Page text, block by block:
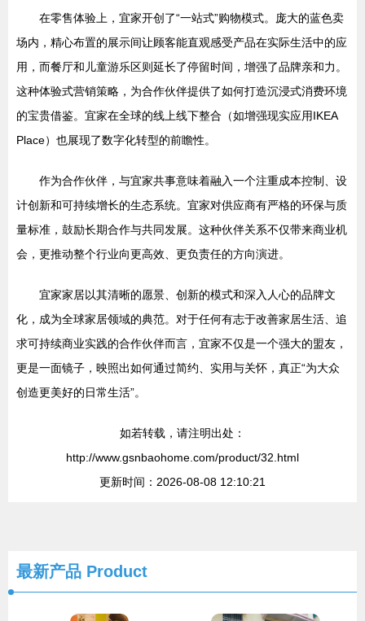
在零售体验上，宜家开创了“一站式”购物模式。庞大的蓝色卖
场内，精心布置的展示间让顾客能直观感受产品在实际生活中的应
用，而餐厅和儿童游乐区则延长了停留时间，增强了品牌亲和力。
这种体验式营销策略，为合作伙伴提供了如何打造沉浸式消费环境
的宝贵借鉴。宜家在全球的线上线下整合（如增强现实应用IKEA
Place）也展现了数字化转型的前瞻性。
作为合作伙伴，与宜家共事意味着融入一个注重成本控制、设
计创新和可持续增长的生态系统。宜家对供应商有严格的环保与质
量标准，鼓励长期合作与共同发展。这种伙伴关系不仅带来商业机
会，更推动整个行业向更高效、更负责任的方向演进。
宜家家居以其清晰的愿景、创新的模式和深入人心的品牌文
化，成为全球家居领域的典范。对于任何有志于改善家居生活、追
求可持续商业实践的合作伙伴而言，宜家不仅是一个强大的盟友，
更是一面镜子，映照出如何通过简约、实用与关怀，真正“为大众
创造更美好的日常生活”。
如若转载，请注明出处：
http://www.gsnbaohome.com/product/32.html
更新时间：2026-08-08 12:10:21
最新产品 Product